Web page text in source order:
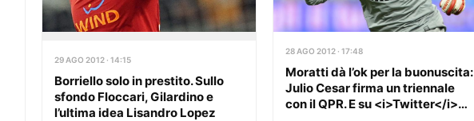
29 AGO 2012 · 14:15
Borriello solo in prestito. Sullo
sfondo Floccari, Gilardino e
l’ultima idea Lisandro Lopez
28 AGO 2012 · 17:48
Moratti dà l’ok per la buonuscita:
Julio Cesar firma un triennale
con il QPR. E su <i>Twitter</i>…